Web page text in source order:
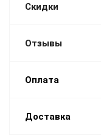
Скидки
Отзывы
Оплата
Доставка